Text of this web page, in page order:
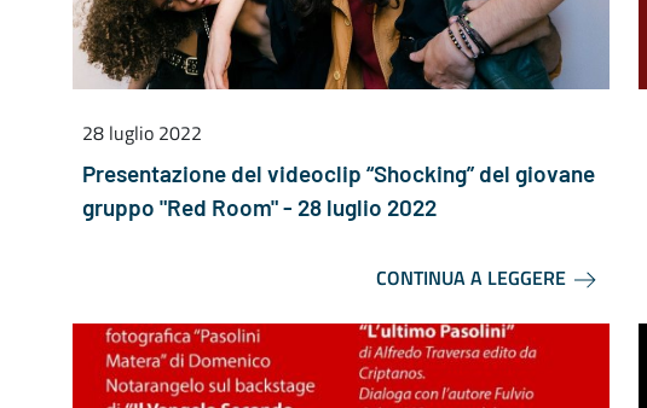
28 luglio 2022
Presentazione del videoclip “Shocking” del giovane
gruppo "Red Room" - 28 luglio 2022
CONTINUA A LEGGERE